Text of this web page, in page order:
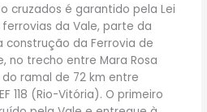
cruzados é garantido pela Lei
ferrovias da Vale, parte da
construção da Ferrovia de
no trecho entre Mara Rosa
ramal de 72 km entre
118 (Rio-Vitória). O primeiro